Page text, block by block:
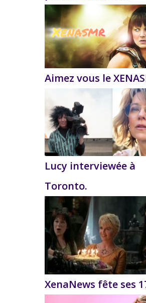
Aimez vous le
Lucy interviewée à
Toronto.
XenaNews fête ses